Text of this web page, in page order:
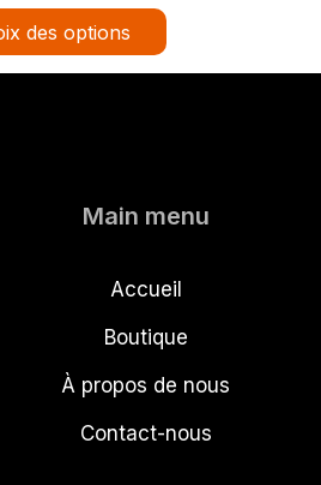
des options
Main menu
Accueil
Boutique
À propos de nous
Contact-nous